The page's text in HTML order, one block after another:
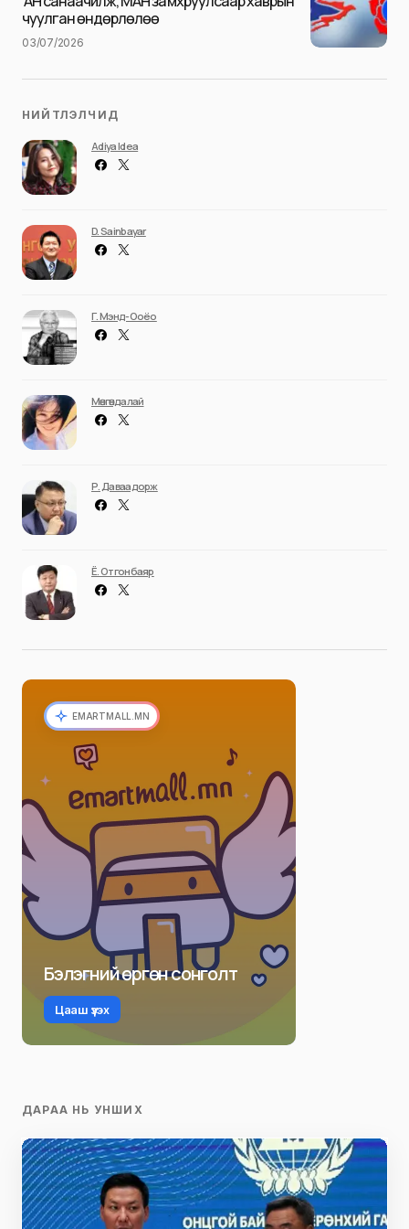
чуулган өндөрлөлөө
03/07/2026
НИЙТЛЭЛЧИД
Adiya Idea
D. Sainbayar
Г. Мэнд-Ооёо
Мөнгөндалай
Р. Даваадорж
Ё. Отгонбаяр
EMARTMALL.MN
Бэлэгний өргөн сонголт
Цааш үзэх
ДАРАА НЬ УНШИХ